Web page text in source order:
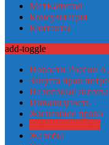
МатКапитал
Консультация
Контакты
add-toggle
Новости России о
Защита прав
Налоговые льготы
Инвалидность
Жилищное право
Жалобы